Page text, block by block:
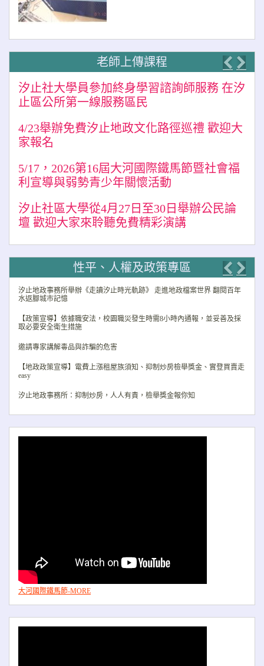
老師上傳課程
汐止社大學員參加終身學習諮詢師服務 在汐
止區公所第一線服務區民
4/23舉辦免費汐止地政文化路徑巡禮 歡迎大
家報名
5/17，2026第16屆大河國際鐵馬節暨社會福
利宣導與弱勢青少年關懷活動
汐止社區大學從4月27日至30日舉辦公民論
壇 歡迎大家來聆聽免費精彩演講
性平、人權及政策專區
汐止地政事務所舉辦《走讀汐止時光軌跡》 走進地政檔案世界 翻閱百年
水返腳城市記憶
【政策宣導】依據職安法，校園職災發生時需8小時內通報，並妥善及採
取必要安全衛生措施
邀請專家講解毒品與詐騙的危害
【地政政策宣導】電費上漲租屋族須知、抑制炒房檢舉獎金、實登買賣走
easy
汐止地政事務所：抑制炒房，人人有責，檢舉獎金報你知
大河國際鐵馬節-MORE